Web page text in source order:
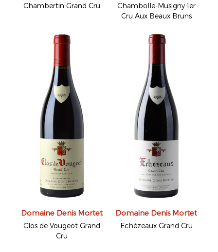
Chambertin Grand Cru
Chambolle-Musigny 1er
Cru Aux Beaux Bruns
Domaine Denis Mortet
Clos de Vougeot Grand
Cru
Domaine Denis Mortet
Echézeaux Grand Cru